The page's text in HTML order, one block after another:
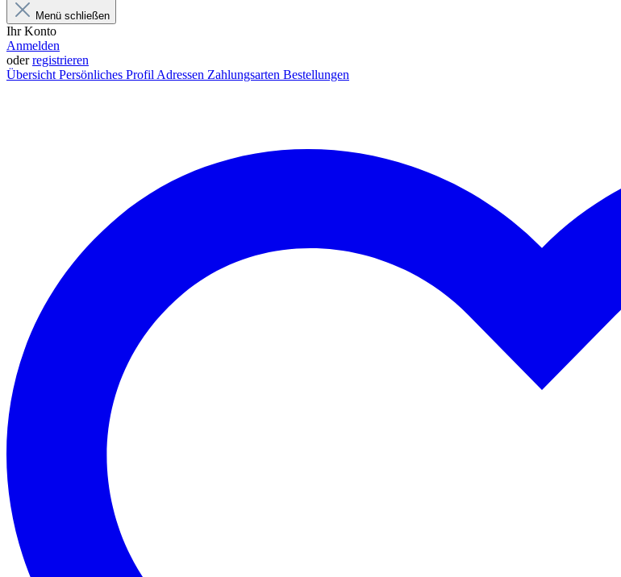
Menü schließen
Ihr Konto
Anmelden
oderregistrieren
ÜbersichtPersönliches ProfilAdressen Zahlungsarten Bestellungen